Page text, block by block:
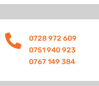

0728 972 609
0751 940 923
0767 149 384